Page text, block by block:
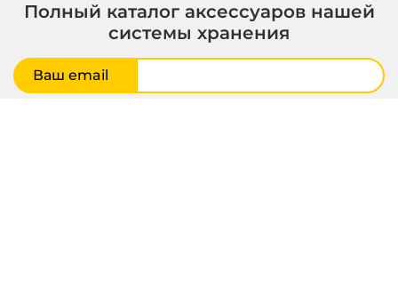
Полный каталог аксессуаров нашей
системы хранения
Ваш email